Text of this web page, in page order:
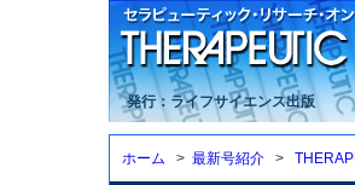
発行：ライフサイエンス出版
ホーム > 最新号紹介 >